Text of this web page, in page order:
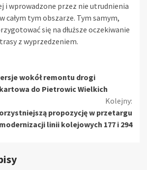
i wprowadzone przez nie utrudnienia
całym tym obszarze. Tym samym,
się na dłuższe oczekiwanie
z wyprzedzeniem.
wokół remontu drogi
do Pietrowic Wielkich
Kolejny:
propozycję w przetargu
linii kolejowych 177 i 294